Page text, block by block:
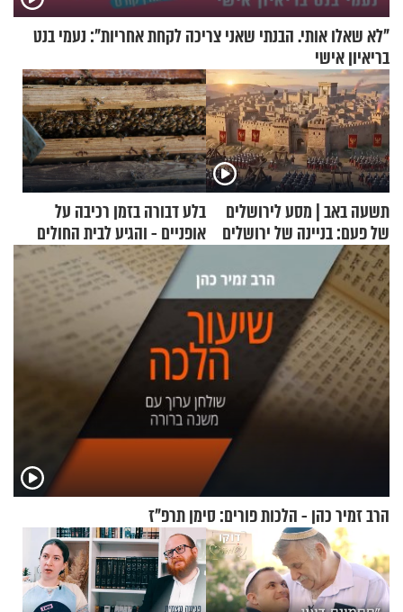
"לא שאלו אותי. הבנתי שאני צריכה לקחת אחריות": נעמי בנט
בריאיון אישי
תשעה באב | מסע לירושלים
של פעם: בניינה של ירושלים
בלע דבורה בזמן רכיבה על
אופניים - והגיע לבית החולים
במצב מסכן חיים
הרב זמיר כהן - הלכות פורים: סימן תרפ"ז